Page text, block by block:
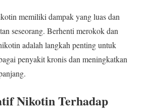
memiliki dampak yang luas dan
seseorang. Berhenti merokok dan
adalah langkah penting untuk
penyakit kronis dan meningkatkan
Nikotin Terhadap